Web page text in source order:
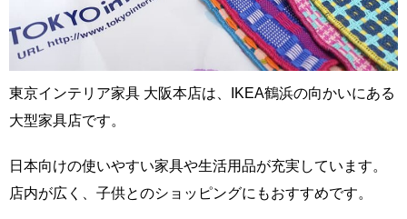
東京インテリア家具 大阪本店は、IKEA鶴浜の向かいにある
大型家具店です。
日本向けの使いやすい家具や生活用品が充実しています。
店内が広く、子供とのショッピングにもおすすめです。